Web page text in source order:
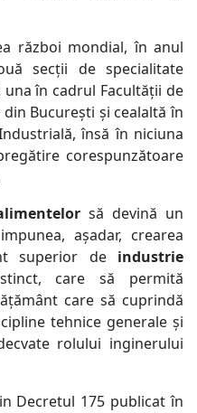
război mondial, în anul
secții de specialitate
în cadrul Facultății de
București și cealaltă în
însă în niciuna
corespunzătoare
să devină un
așadar, crearea
superior de industrie
care să permită
care să cuprindă
tehnice generale și
rolului inginerului
Decretul 175 publicat în